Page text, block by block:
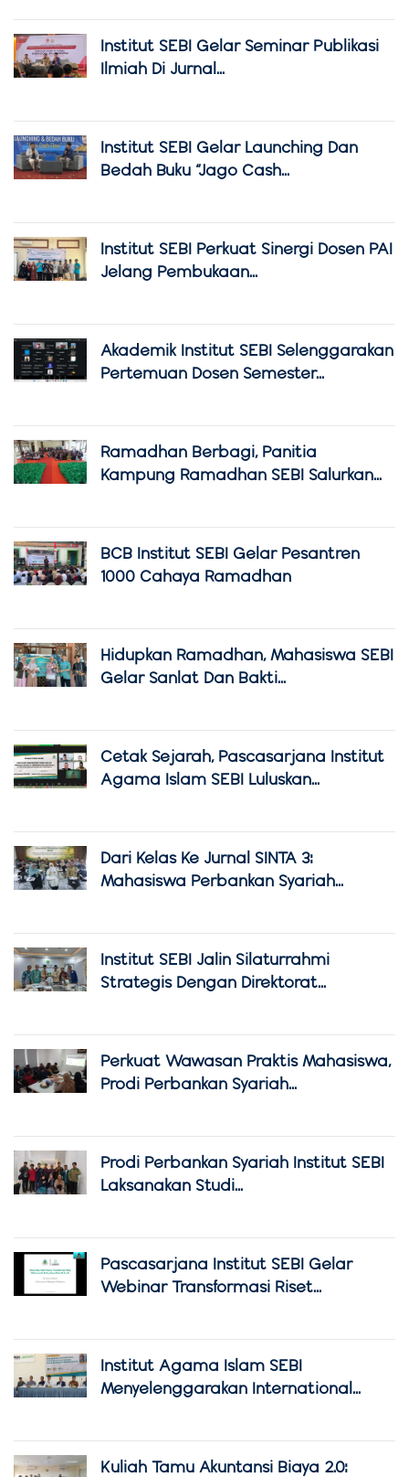
Institut SEBI Gelar Seminar Publikasi
Ilmiah Di Jurnal...
Institut SEBI Gelar Launching Dan
Bedah Buku “Jago Cash...
Institut SEBI Perkuat Sinergi Dosen PAI
Jelang Pembukaan...
Akademik Institut SEBI Selenggarakan
Pertemuan Dosen Semester...
Ramadhan Berbagi, Panitia
Kampung Ramadhan SEBI Salurkan...
BCB Institut SEBI Gelar Pesantren
1000 Cahaya Ramadhan
Hidupkan Ramadhan, Mahasiswa SEBI
Gelar Sanlat Dan Bakti...
Cetak Sejarah, Pascasarjana Institut
Agama Islam SEBI Luluskan...
Dari Kelas Ke Jurnal SINTA 3:
Mahasiswa Perbankan Syariah...
Institut SEBI Jalin Silaturrahmi
Strategis Dengan Direktorat...
Perkuat Wawasan Praktis Mahasiswa,
Prodi Perbankan Syariah...
Prodi Perbankan Syariah Institut SEBI
Laksanakan Studi...
Pascasarjana Institut SEBI Gelar
Webinar Transformasi Riset...
Institut Agama Islam SEBI
Menyelenggarakan International...
Kuliah Tamu Akuntansi Biaya 2.0: